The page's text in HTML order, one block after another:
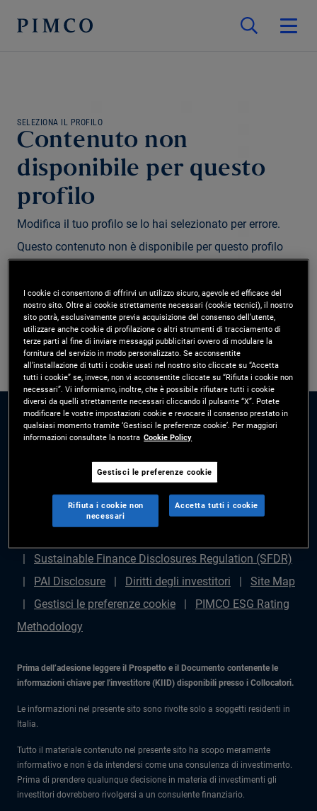
SELEZIONA IL PROFILO
Contenuto non
disponibile per questo
profilo
Modifica il tuo profilo se lo hai selezionato per errore.
Questo contenuto non è disponibile per questo profilo
Modifica profilo
Disclaimer legale Politica sulla privacy
Gestione
Avviso di frode
Diritti degli azionisti
Sustainable Finance Disclosures Regulation (SFDR)
PAI Disclosure
Diritti degli investitori
Site Map
Gestisci le preferenze cookie
PIMCO ESG Rating
Methodology
Prima dell’adesione leggere il Prospetto e il Documento contenente le
informazioni chiave per l'investitore (KIID) disponibili presso i Collocatori.
Le informazioni nel presente sito sono rivolte solo a soggetti residenti in
Italia.
Tutto il materiale contenuto nel presente sito ha scopo meramente
informativo e non è da intendersi come una consulenza di investimento.
Prima di prendere qualunque decisione in materia di investimenti gli
investitori dovrebbero rivolgersi a un consulente finanziario.
I cookie ci consentono di offrirvi un utilizzo sicuro, agevole ed efficace del
nostro sito. Oltre ai cookie strettamente necessari (cookie tecnici), il nostro
sito potrà, esclusivamente previa acquisizione del consenso dell’utente,
utilizzare anche cookie di profilazione o altri strumenti di tracciamento di
terze parti al fine di inviare messaggi pubblicitari ovvero di modulare la
fornitura del servizio in modo personalizzato. Se acconsentite
all’installazione di tutti i cookie usati nel nostro sito cliccate su “Accetta
tutti i cookie” se, invece, non vi acconsentite cliccate su “Rifiuta i cookie non
necessari”. Vi informiamo, inoltre, che è possibile rifiutare tutti i cookie
diversi da quelli strettamente necessari cliccando il pulsante “X”. Potete
modificare le vostre impostazioni cookie e revocare il consenso prestato in
qualsiasi momento tramite ‘Gestisci le preferenze cookie’. Per maggiori
informazioni consultate la nostra Cookie Policy
Gestisci le preferenze cookie
Rifiuta i cookie non
necessari
Accetta tutti i cookie